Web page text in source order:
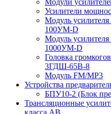
Модули
Усилители
Модуль
100УМ-D
Модуль
1000УМ-D
Головка
3ГДШ-65В-8
Модуль FM/MP3
Устройства
БПУ10-2 (Блок
Трансляционные